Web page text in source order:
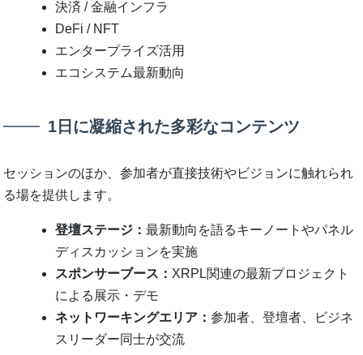
決済 / 金融インフラ
DeFi / NFT
エンタープライズ活用
エコシステム最新動向
1日に凝縮された多彩なコンテンツ
セッションのほか、参加者が直接技術やビジョンに触れられ
る場を提供します。
登壇ステージ：最新動向を語るキーノートやパネル
ディスカッションを実施
スポンサーブース：XRPL関連の最新プロジェクト
による展示・デモ
ネットワーキングエリア：参加者、登壇者、ビジネ
スリーダー同士が交流